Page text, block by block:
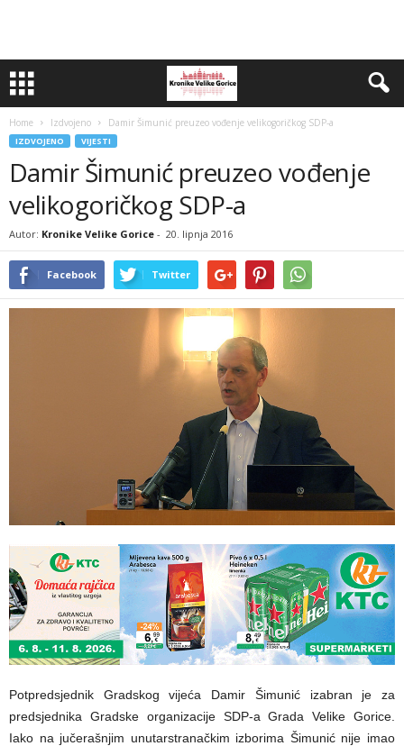
Home Izdvojeno Damir Šimunić preuzeo vođenje velikogoričkog SDP-a
IZDVOJENO VIJESTI
Damir Šimunić preuzeo vođenje
velikogoričkog SDP-a
Autor: Kronike Velike Gorice - 20. lipnja 2016
Facebook Twitter
Potpredsjednik Gradskog vijeća Damir Šimunić izabran je za
predsjednika Gradske organizacije SDP-a Grada Velike Gorice.
Iako na jučerašnjim unutarstranačkim izborima Šimunić nije imao